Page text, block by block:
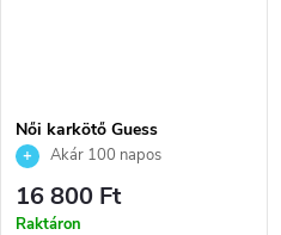
Női karkötő Guess
JUBB05220JWRHS
Akár 100 napos
visszaküldési lehetőség. Hivatalos
márkakereskedő.
16 800 Ft
Raktáron